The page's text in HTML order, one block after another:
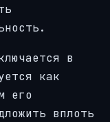
в
как
его
вплоть